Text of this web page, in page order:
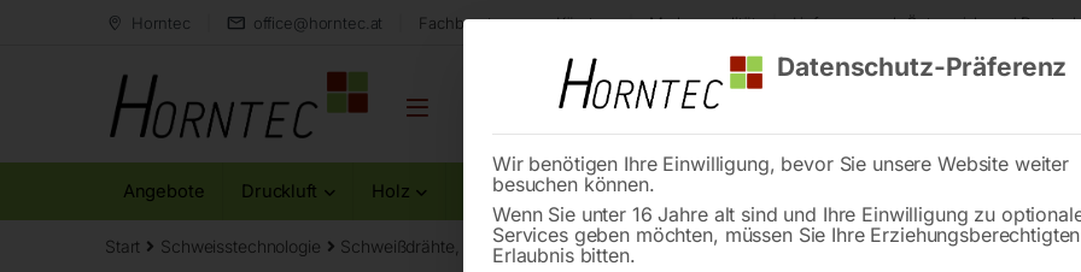
Horntec office@horntec.at Fachberatung aus Kärnten Markenqualität Lieferung nach Österreich und
Angebote Druckluft Holz Metall Reinigung
Start Schweisstechnologie Schweißdrähte, Elektroden, Zusatzstoffe Schweißdraht 0,6 mm/5 kg (1.5125/SG2/G3Si 1)
Datenschutz-Präferenz
Wir benötigen Ihre Einwilligung, bevor Sie unsere Website weiter
besuchen können.
Wenn Sie unter 16 Jahre alt sind und Ihre Einwilligung zu
Services geben möchten, müssen Sie Ihre
Erlaubnis bitten.